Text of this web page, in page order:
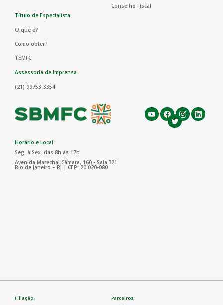
Conselho Fiscal
Título de Especialista
O que é?
Como obter?
TEMFC
Assessoria de Imprensa
(21) 99753-3354
Horário e Local
Seg. à Sex. das 8h às 17h
Avenida Marechal Câmara, 160 - Sala 321
Rio de Janeiro – RJ | CEP: 20.020-080
Filiação: Parceiros: